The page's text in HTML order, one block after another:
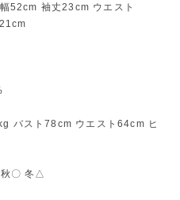
52cm 袖丈23cm ウエスト
バスト78cm ウエスト64cm ヒ
〇 冬△